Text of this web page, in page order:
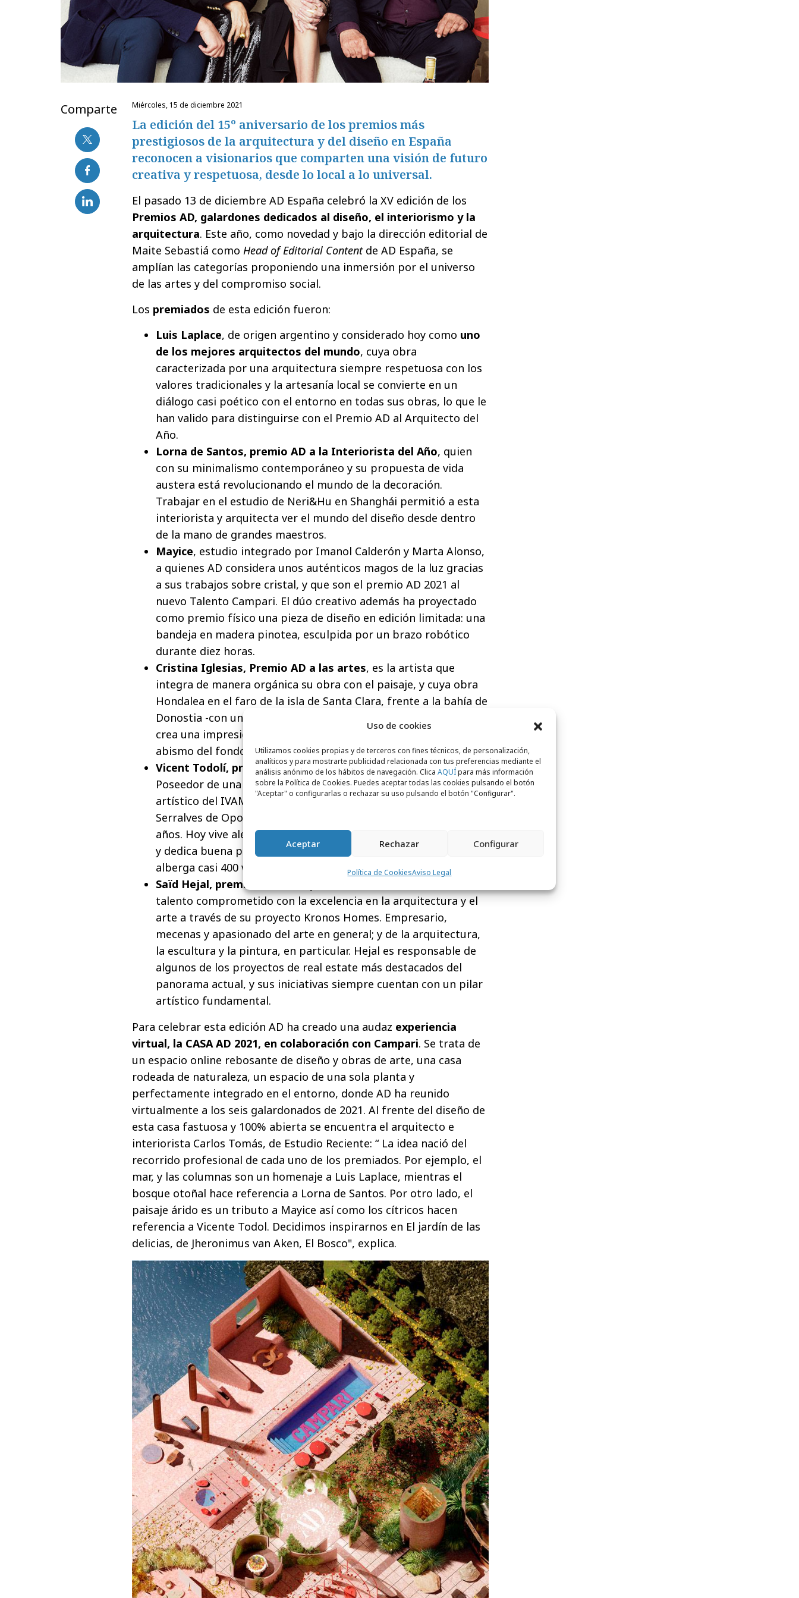
Uso de cookies
Utilizamos cookies propias y de terceros con fines técnicos, de personalización,
analíticos y para mostrarte publicidad relacionada con tus preferencias mediante el
análisis anónimo de los hábitos de navegación. Clica AQUÍpara más información
sobre la Política de Cookies. Puedes aceptar todas las cookies pulsando el botón
"Aceptar" o configurarlas o rechazar su uso pulsando el botón "Configurar".
Aceptar Rechazar Configurar
Política de CookiesAviso Legal
Comparte miércoles, 15 de diciembre 2021
La edición del 15º aniversario de los premios más
prestigiosos de la arquitectura y del diseño en España
reconocen a visionarios que comparten una visión de futuro
creativa y respetuosa, desde lo local a lo universal.
El pasado 13 de diciembre AD España celebró la XV edición de los
Premios AD, galardones dedicados al diseño, el interiorismo y la
arquitectura. Este año, como novedad y bajo la dirección editorial de
Maite Sebastiá como Head of Editorial Content de AD España, se
amplían las categorías proponiendo una inmersión por el universo
de las artes y del compromiso social.
Los premiados de esta edición fueron:
Luis Laplace, de origen argentino y considerado hoy como uno
de los mejores arquitectos del mundo, cuya obra
caracterizada por una arquitectura siempre respetuosa con los
valores tradicionales y la artesanía local se convierte en un
diálogo casi poético con el entorno en todas sus obras, lo que le
han valido para distinguirse con el Premio AD al Arquitecto del
Año.
Lorna de Santos, premio AD a la Interiorista del Año, quien
con su minimalismo contemporáneo y su propuesta de vida
austera está revolucionando el mundo de la decoración.
Trabajar en el estudio de Neri&Hu en Shanghái permitió a esta
interiorista y arquitecta ver el mundo del diseño desde dentro
de la mano de grandes maestros.
Mayice, estudio integrado por Imanol Calderón y Marta Alonso,
a quienes AD considera unos auténticos magos de la luz gracias
a sus trabajos sobre cristal, y que son el premio AD 2021 al
nuevo Talento Campari. El dúo creativo además ha proyectado
como premio físico una pieza de diseño en edición limitada: una
bandeja en madera pinotea, esculpida por un brazo robótico
durante diez horas.
Cristina Iglesias, Premio AD a las artes, es la artista que
integra de manera orgánica su obra con el paisaje, y cuya obra
Hondalea en el faro de la isla de Santa Clara, frente a la bahía de
Donostia -con un enorme vaso de bronce conectado con el mar-
crea una impresionante instalación que rinde homenaje al
abismo del fondo marino.
Vicent Todolí, premio AD a la trayectoria en las artes.
Poseedor de una brillante carrera llena de hitos, ha sido director
artístico del IVAM, fundador del museo de arte contemporáneo
Serralves de Oporto y director de la Tate Modern durante siete
años. Hoy vive alejado del mundanal ruido en Palmera (Valencia),
y dedica buena parte de su tiempo a un huerto botánico que
alberga casi 400 variedades de cítricos
Saïd Hejal, premio AD al compromiso social en el diseño
talento comprometido con la excelencia en la arquitectura y el
arte a través de su proyecto Kronos Homes. Empresario,
mecenas y apasionado del arte en general; y de la arquitectura,
la escultura y la pintura, en particular. Hejal es responsable de
algunos de los proyectos de real estate más destacados del
panorama actual, y sus iniciativas siempre cuentan con un pilar
artístico fundamental.
Para celebrar esta edición AD ha creado una audaz experiencia
virtual, la CASA AD 2021, en colaboración con Campari. Se trata de
un espacio online rebosante de diseño y obras de arte, una casa
rodeada de naturaleza, un espacio de una sola planta y
perfectamente integrado en el entorno, donde AD ha reunido
virtualmente a los seis galardonados de 2021. Al frente del diseño de
esta casa fastuosa y 100% abierta se encuentra el arquitecto e
interiorista Carlos Tomás, de Estudio Reciente: “ La idea nació del
recorrido profesional de cada uno de los premiados. Por ejemplo, el
mar, y las columnas son un homenaje a Luis Laplace, mientras el
bosque otoñal hace referencia a Lorna de Santos. Por otro lado, el
paisaje árido es un tributo a Mayice así como los cítricos hacen
referencia a Vicente Todol. Decidimos inspirarnos en El jardín de las
delicias, de Jheronimus van Aken, El Bosco", explica.